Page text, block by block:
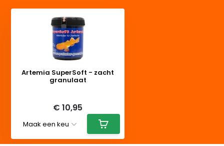
Artemia SuperSoft - zacht
granulaat
€ 10,95